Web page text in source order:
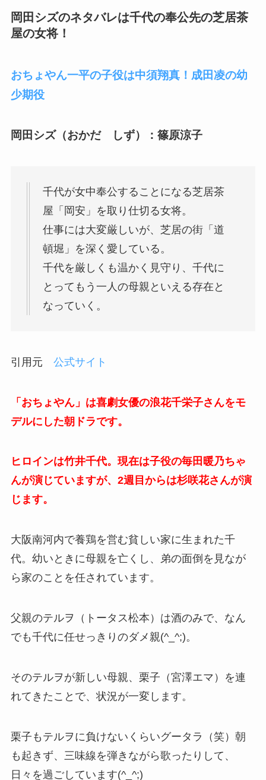
岡田シズのネタバレは千代の奉公先の芝居茶
屋の女将！
おちょやん一平の子役は中須翔真！成田凌の幼
少期役
岡田シズ（おかだ しず）：篠原涼子
千代が女中奉公することになる芝居茶
屋「岡安」を取り仕切る女将。
仕事には大変厳しいが、芝居の街「道
頓堀」を深く愛している。
千代を厳しくも温かく見守り、千代に
とってもう一人の母親といえる存在と
なっていく。
引用元 公式サイト
「おちょやん」は喜劇女優の浪花千栄子さんをモ
デルにした朝ドラです。
ヒロインは竹井千代。現在は子役の毎田暖乃ちゃ
んが演じていますが、2週目からは杉咲花さんが演
じます。
大阪南河内で養鶏を営む貧しい家に生まれた千
代。幼いときに母親を亡くし、弟の面倒を見なが
ら家のことを任されています。
父親のテルヲ（トータス松本）は酒のみで、なん
でも千代に任せっきりのダメ親(^_^;)。
そのテルヲが新しい母親、栗子（宮澤エマ）を連
れてきたことで、状況が一変します。
栗子もテルヲに負けないくらいグータラ（笑）朝
も起きず、三味線を弾きながら歌ったりして、
日々を過ごしています(^_^;)